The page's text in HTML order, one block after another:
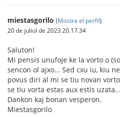
miestasgorilo (Mostra el perfil)
20 de juliol de 2023 20.17.34
Saluton!
Mi pensis unufoje ke la vorto o
sencon ol ajxo... Sed cxu iu, kiu
povus diri al mi se tiu novan
se tiu vorta estas aux estis
Dankon kaj bonan vesperon.
Miestasgorilo